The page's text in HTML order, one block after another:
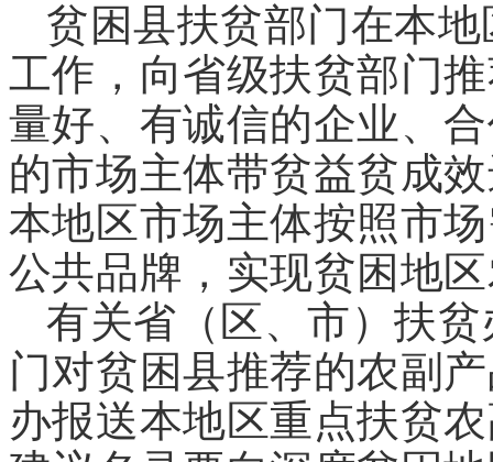
贫困县扶贫部门在本
工作，向省级扶贫部门
量好、有诚信的企业、
的市场主体带贫益贫成
本地区市场主体按照市
公共品牌，实现贫困地
有关省（区、市）扶
门对贫困县推荐的农副
办报送本地区重点扶贫